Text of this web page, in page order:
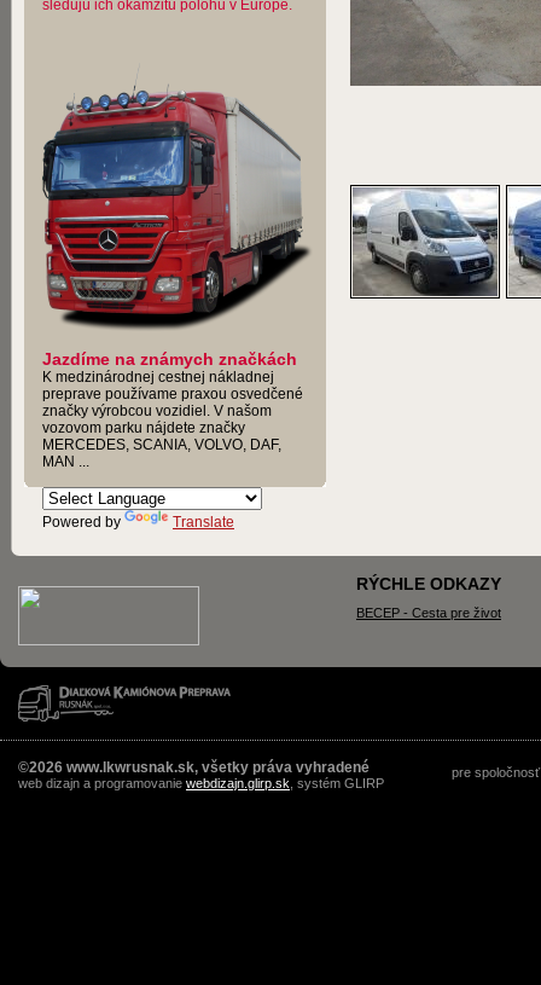
sledujú ich okamžitú polohu v Európe.
Jazdíme na známych značkách
K medzinárodnej cestnej nákladnej
preprave používame praxou osvedčené
značky výrobcou vozidiel. V našom
vozovom parku nájdete značky
MERCEDES, SCANIA, VOLVO, DAF,
MAN ...
Powered by Translate
RÝCHLE ODKAZY
BECEP - Cesta pre život
©2026 www.lkwrusnak.sk, všetky práva vyhradené
web dizajn a programovanie webdizajn.glirp.sk , systém GLIRP
pre